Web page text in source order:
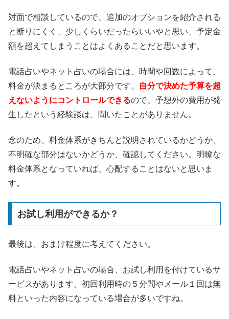
対面で相談しているので、追加のオプションを紹介される
と断りにくく、少しくらいだったらいいやと思い、予定金
額を超えてしまうことはよくあることだと思います。
電話占いやネット占いの場合には、時間や回数によって、
料金が決まるところが大部分です。
自分で決めた予算を超
えないようにコントロールできるので、予想外の費用が発
生したという経験談は、聞いたことがありません。
念のため、料金体系がきちんと説明されているかどうか、
不明確な部分はないかどうか、確認してください。明瞭な
料金体系となっていれば、心配することはないと思いま
す。
お試し利用ができるか？
最後は、おまけ程度に考えてください。
電話占いやネット占いの場合、お試し利用を付けているサ
ービスがあります。初回利用時の５分間やメール１回は無
料といった内容になっている場合が多いですね。